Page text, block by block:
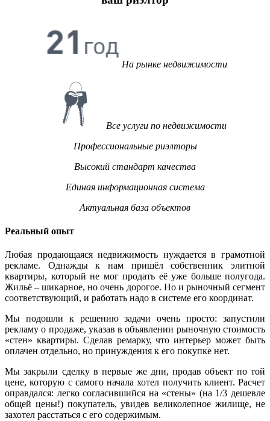
На рынке недвижимости
Все услуги по недвижимости
Профессиональные риэлторы
Высокий стандарт качества
Единая информационная система
Актуальная база объектов
Реальный опыт
Любая продающаяся недвижимость нуждается в грамотной
рекламе. Однажды к нам пришёл собственник элитной
квартиры, который не мог продать её уже больше полугода.
Жильё – шикарное, но очень дорогое. Но и рыночный сегмент
соответствующий, и работать надо в системе его координат.
Мы подошли к решению задачи очень просто: запустили
рекламу о продаже, указав в объявлении рыночную стоимость
«стен» квартиры. Сделав ремарку, что интерьер может быть
оплачен отдельно, но принуждения к его покупке нет.
Мы закрыли сделку в первые же дни, продав объект по той
цене, которую с самого начала хотел получить клиент. Расчет
оправдался: легко согласившийся на «стены» (на 1/3 дешевле
общей цены!) покупатель, увидев великолепное жилище, не
захотел расстаться с его содержимым.